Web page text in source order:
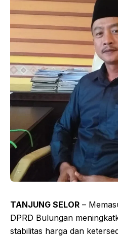
TANJUNG SELOR –
DPRD Bulungan
stabilitas harga dan